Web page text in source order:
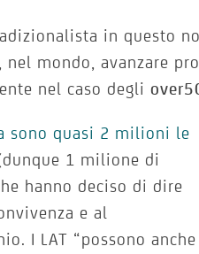
in questo
nel mondo, avanzare
nel caso degli
sono quasi 2 milioni le
1 milione di
hanno deciso di dire
e al
I LAT “possono anche